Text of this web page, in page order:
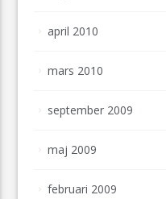
april 2010
mars 2010
september 2009
maj 2009
februari 2009